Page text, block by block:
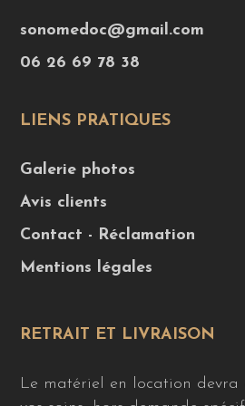
sonomedoc@gmail.com
06 26 69 78 38
LIENS PRATIQUES
Galerie photos
Avis clients
Contact - Réclamation
Mentions légales
RETRAIT ET LIVRAISON
Le matériel en location devra